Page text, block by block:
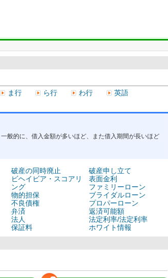
ま行 ら行 わ行 英語
般的に、借入金額が多いほど、また借入期間が長いほど
破産の同時廃止
破産申し立て
ビヘイビア・スコアリ
ング
表面金利
ファミリーローン
物的担保
ブライダルローン
不良債権
プロパーローン
弁済
返済可能額
法人
法定利率/法定利率
保証料
ホワイト情報